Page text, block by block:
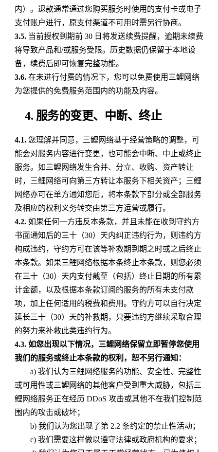
内）。退款通常通过您购买服务时使用的支付卡或电子
支付账户进行，原支付渠道不可用时需另行协商。
3.5.当前授权到期前 30 日将发送续费提醒，逾期未续费
将导致产品和/或服务受限。历史数据仍保留于本地设
备，续费后即可恢复完整功能。
3.6.在未进行付费的情况下，您可以免费使用三鲤网络
为您提供的免费服务范围内的功能及内容。
4. 服务的变更、中断、终止
4.1.您理解并同意，三鲤网络基于经营策略的调整，可
能会对服务内容进行变更，也可能会中断、中止或终止
服务。如三鲤网络发生合并、分立、收购、资产转让
时，三鲤网络可向第三方转让本服务下相关资产；三鲤
网络亦可在单方通知您后，将本条款下部分或全部服务
及相应的权利义务转交由第三方运营或履行。
4.2.如果任何一方违反本条款，并且未能在收到守约方
书面通知后的三十（30）天内纠正违约行为，则违约方
构成违约，守约方可在该等补救期到期之时或之后终止
本条款。如果三鲤网络根据本条终止本条款，则您必须
在三十（30）天内支付截至（包括）终止日期的所有累
计金额，以及根据本条款订阅的服务的所有未支付款
项，加上任何适用的税费和费用。守约方可以自行决定
延长三十（30）天的补救期，只要违约方继续采取合理
的努力来补救此类违约行为。
4.3. 如您出现以下情况，三鲤网络保留立即暂停您使用
我们的服务或终止本条款的权利，恕不另行通知：
a) 我们认为三鲤网络服务的功能、安全性、完整性
或可用性或三鲤网络的其他客户受到重大威胁，包括三
鲤网络服务正在经历 DDoS 攻击或其他不在我们控制范
围内的攻击或破坏；
b) 我们认为您出现了第 2.2 条约定的禁止性活动；
c) 我们需要这样做以遵守法律或政府机构的要求；